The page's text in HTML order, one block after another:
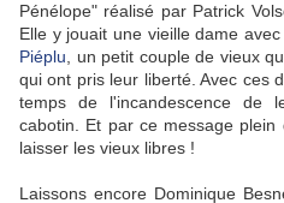
Pénélope" réalisé par Patrick
Elle y jouait une vieille dame
Piéplu , un petit couple de vieux
qui ont pris leur liberté. Avec ces
temps de l'incandescence de
cabotin. Et par ce message
laisser les vieux libres !
Laissons encore Dominique